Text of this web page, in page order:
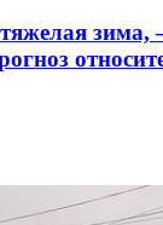
зима,